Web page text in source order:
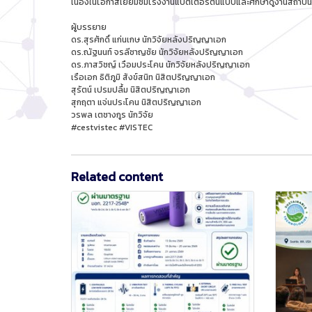
ผู้บรรยาย
ดร.สุรศักดิ์ แก่นเกษ นักวิจัยหลังปริญญาเอก
ดร.ณัฐนนท์ จรลีชาญชัย นักวิจัยหลังปริญญาเอก
ดร.ภาสวิชญ์ เวือมประโคน นักวิจัยหลังปริญญาเอก
เรือเอก ธิติภูมิ สังข์สนิท นิสิตปริญญาเอก
สุรัตน์ เปรมปลื้ม นิสิตปริญญาเอก
สุกฤตา แจ่นประโคน นิสิตปริญญาเอก
วรพล เตชางกูร นักวิจัย
#cestvistec #VISTEC
Related content